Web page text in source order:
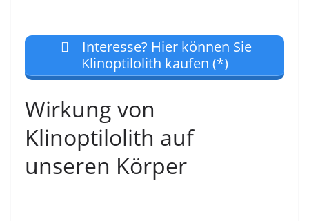
Interesse? Hier können Sie
Klinoptilolith kaufen (*)
Wirkung von
Klinoptilolith auf
unseren Körper